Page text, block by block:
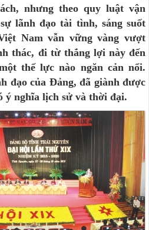
nhưng theo quy luật vận
lãnh đạo tài tình, sáng suốt
Nam vẫn vững vàng vượt
thác, đi từ thắng lợi này đến
thế lực nào ngăn cản nổi.
đạo của Đảng, đã giành được
ý nghĩa lịch sử và thời đại.